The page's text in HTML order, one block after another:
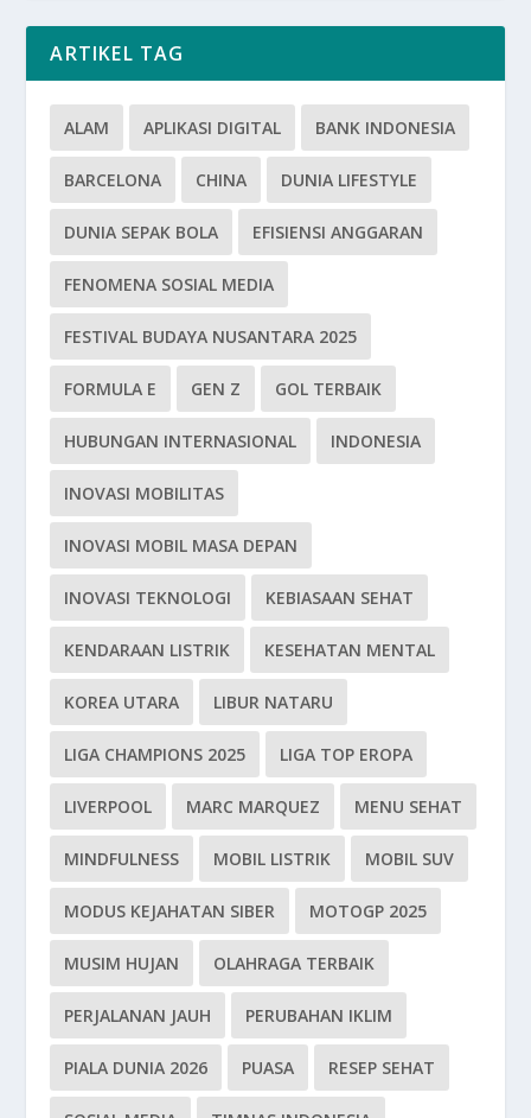
ARTIKEL TAG
ALAM APLIKASI DIGITAL BANK INDONESIA
BARCELONA CHINA DUNIA LIFESTYLE
DUNIA SEPAK BOLA EFISIENSI ANGGARAN
FENOMENA SOSIAL MEDIA
FESTIVAL BUDAYA NUSANTARA 2025
FORMULA E GEN Z GOL TERBAIK
HUBUNGAN INTERNASIONAL INDONESIA
INOVASI MOBILITAS
INOVASI MOBIL MASA DEPAN
INOVASI TEKNOLOGI KEBIASAAN SEHAT
KENDARAAN LISTRIK KESEHATAN MENTAL
KOREA UTARA LIBUR NATARU
LIGA CHAMPIONS 2025 LIGA TOP EROPA
LIVERPOOL MARC MARQUEZ MENU SEHAT
MINDFULNESS MOBIL LISTRIK MOBIL SUV
MODUS KEJAHATAN SIBER MOTOGP 2025
MUSIM HUJAN OLAHRAGA TERBAIK
PERJALANAN JAUH PERUBAHAN IKLIM
PIALA DUNIA 2026 PUASA RESEP SEHAT